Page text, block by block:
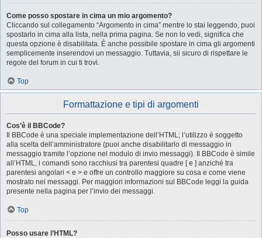
Come posso spostare in cima un mio argomento?
Cliccando sul collegamento “Argomento in cima” mentre lo stai leggendo, puoi
spostarlo in cima alla lista, nella prima pagina. Se non lo vedi, significa che
questa opzione è disabilitata. È anche possibile spostare in cima gli argomenti
semplicemente inserendovi un messaggio. Tuttavia, sii sicuro di rispettare le
regole del forum in cui ti trovi.
Top
Formattazione e tipi di argomenti
Cos’è il BBCode?
Il BBCode è una speciale implementazione dell’HTML; l’utilizzo è soggetto
alla scelta dell’amministratore (puoi anche disabilitarlo di messaggio in
messaggio tramite l’opzione nel modulo di invio messaggi). Il BBCode è simile
all’HTML, i comandi sono racchiusi tra parentesi quadre [ e ] anziché tra
parentesi angolari < e > e offre un controllo maggiore su cosa e come viene
mostrato nei messaggi. Per maggiori informazioni sul BBCode leggi la guida
presente nella pagina per l’invio dei messaggi.
Top
Posso usare l’HTML?